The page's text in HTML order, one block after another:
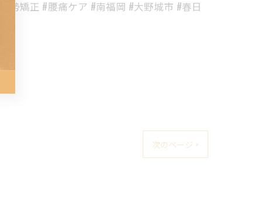
勢矯正 #腰痛ケア #南福岡 #大野城市 #春日
次のページ >